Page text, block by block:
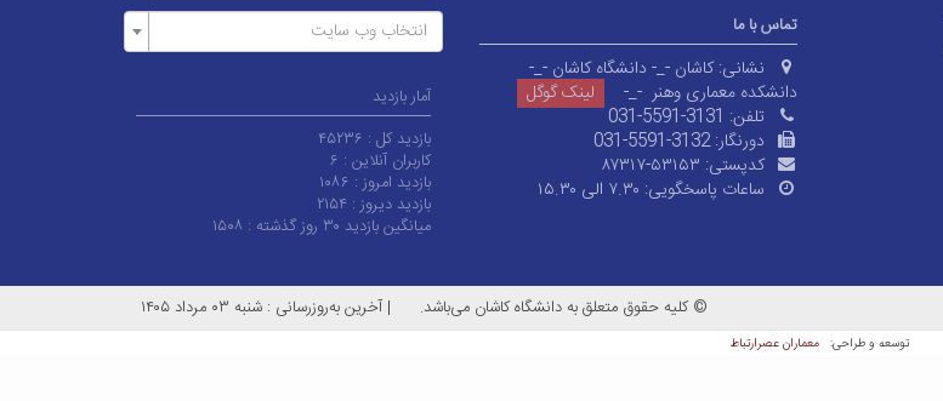
تماس با ما
نشانی: کاشان -_- دانشگاه کاشان -_-
دانشکده معماری وهنر -_-
لینک گوگل
تلفن: 031-5591-3131
دورنگار:031-5591-3132
کدپستی: ۸۷۳۱۷-۵۳۱۵۳
ساعات پاسخگویی: ۷.۳۰ الی ۱۵.۳۰
انتخاب وب سایت
آمار بازدید
بازدید کل : ۴۵۲۳۶
کاربران آنلاین : ۶
بازدید امروز : ۱۰۸۶
بازدید دیروز : ۲۱۵۴
میانگین بازدید ۳۰ روز گذشته :
۱۵۰۸
© کلیه حقوق متعلق به دانشگاه کاشان می‌باشد. | آخرین به‌روزرسانی : شنبه ۰۳ مرداد ۱۴۰۵
توسعه و طراحی: معماران عصر‌ارتباط